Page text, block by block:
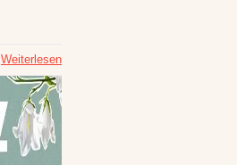
Weiterlesen